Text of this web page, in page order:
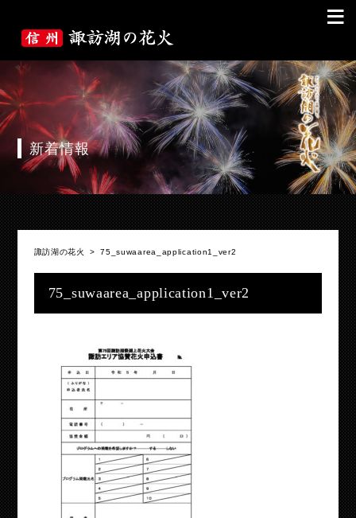
≡
新着情報
諏訪湖の花火 >75_suwaarea_application1_ver2
75_suwaarea_application1_ver2